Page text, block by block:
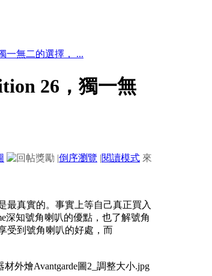
一無二的選擇， ...
26，獨一無
|倒序瀏覽 |閱讀模式 來
最真實的。事實上等自己真正買入
深知號角喇叭的優點，也了解號角
受到號角喇叭的好處，而